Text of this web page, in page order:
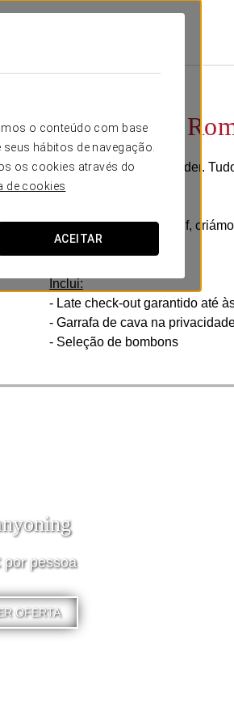
o conteúdo com base
hábitos de navegação.
os cookies através do
de cookies
ACEITAR
Experiência
Detalhes para surpreender.
desfrutar do amor.
No Exe Las Margas Golf,
com o seu parceiro.
Inclui:
- Late check-out garantido até
- Garrafa de cava na
- Seleção de bombons
por pessoa
OFERTA